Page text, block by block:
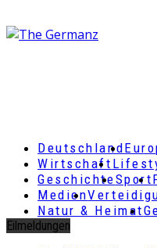
Deutschland
Wirtschaft
GeschichteSport
Medien
Natur & Heimat
Eilmeldungen